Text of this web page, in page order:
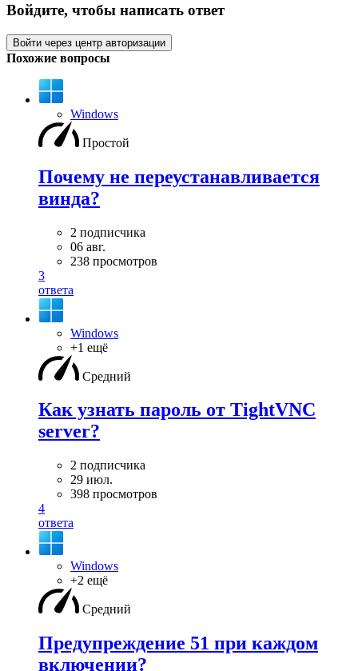
Войдите, чтобы написать ответ
Войти через центр авторизации
Похожие вопросы
Windows
Простой
Почему не переустанавливается
винда?
2 подписчика
06 авг.
238 просмотров
3
ответа
Windows
+1 ещё
Средний
Как узнать пароль от TightVNC
server?
2 подписчика
29 июл.
398 просмотров
4
ответа
Windows
+2 ещё
Средний
Предупреждение 51 при каждом
включении?